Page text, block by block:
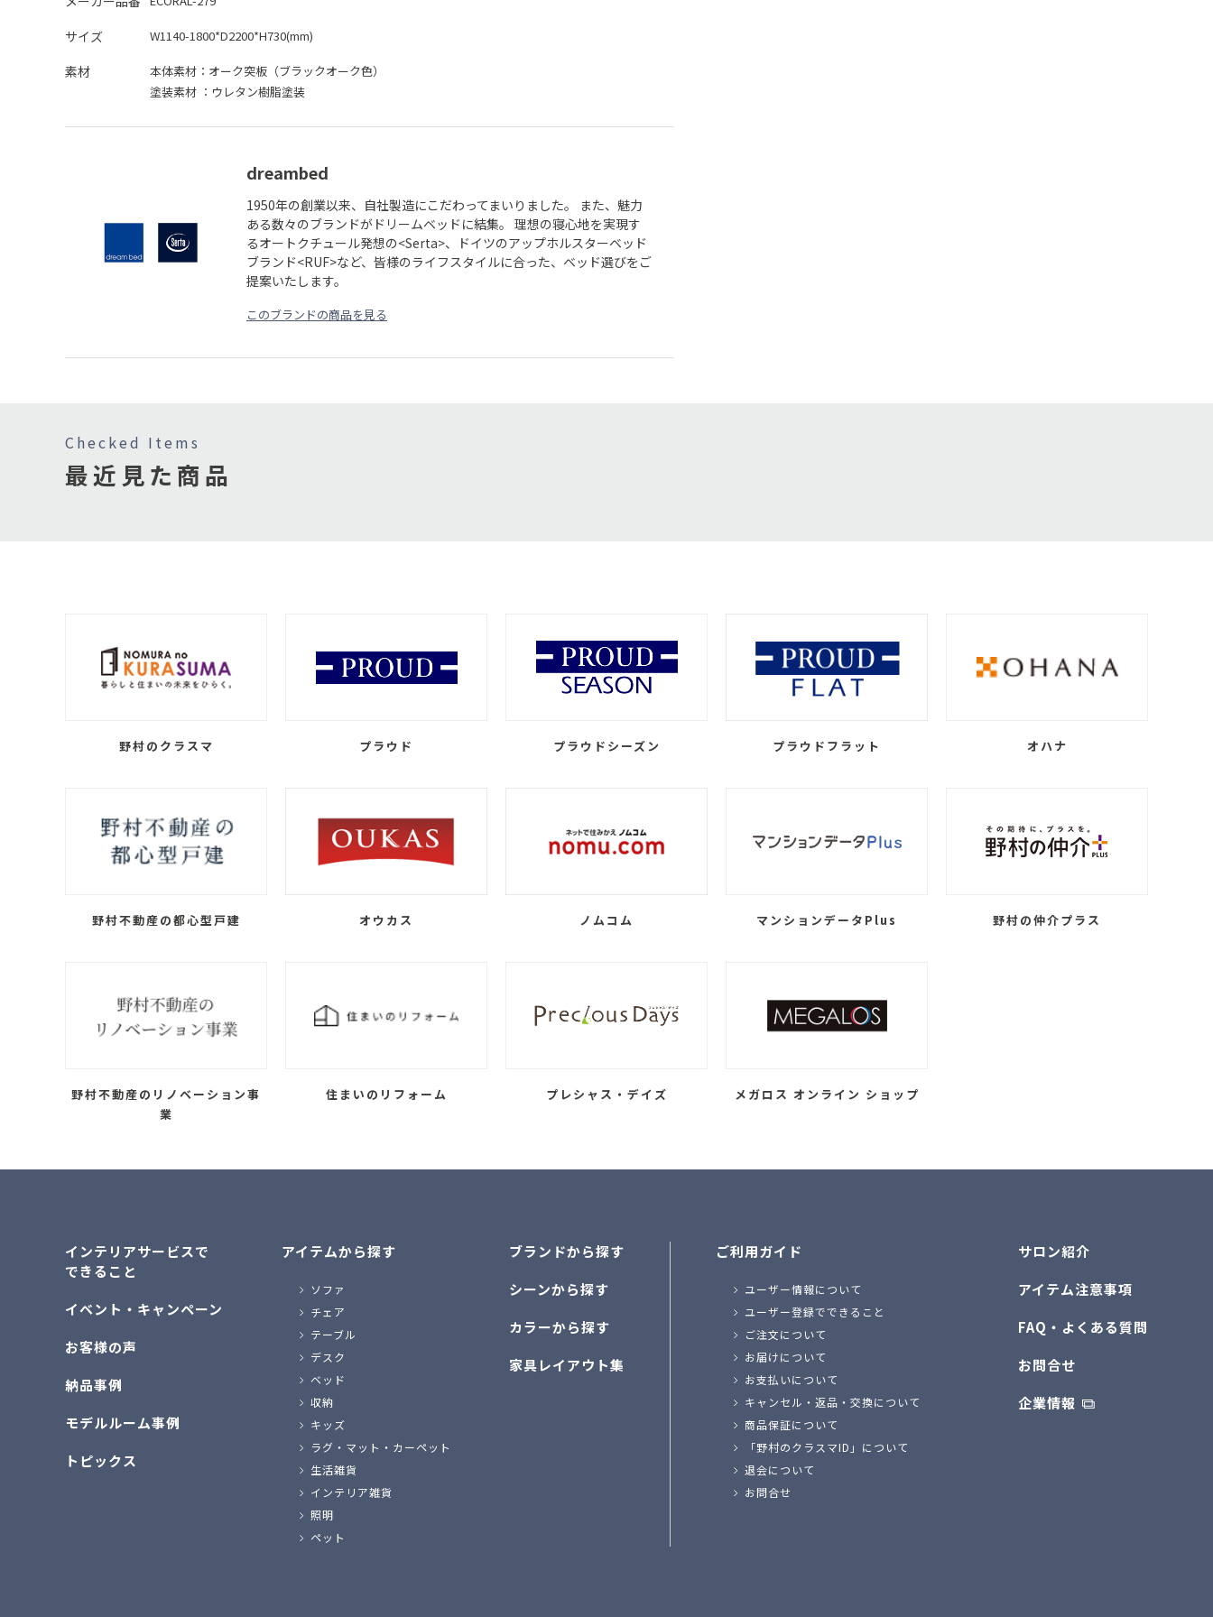
サイズ W1140-1800*D2200*H730(mm)
素材 本体素材： オーク突板（ブラックオーク色）
塗装素材 ： ウレタン樹脂塗装
dreambed
1950年の創業以来、自社製造にこだわってまいりました。 また、魅力
ある数々のブランドがドリームベッドに結集。 理想の寝心地を実現す
るオートクチュール発想の<Serta>、ドイツのアップホルスターベッド
ブランド<RUF>など、皆様のライフスタイルに合った、ベッド選びをご
提案いたします。
このブランドの商品を見る
Checked Items
最近見た商品
野村のクラスマ プラウド プラウドシーズン プラウドフラット オハナ
野村不動産の都心型戸建 オウカス ノムコム マンションデータPlus 野村の仲介プラス
野村不動産のリノベーション事
業
住まいのリフォーム プレシャス・デイズ メガロス オンライン ショップ
インテリアサービスで
できること
イベント・キャンペーン
お客様の声
納品事例
モデルルーム事例
トピックス
アイテムから探す
ソファ
チェア
テーブル
デスク
ベッド
収納
キッズ
ラグ・マット・カーペット
生活雑貨
インテリア雑貨
照明
ペット
ブランドから探す
シーンから探す
カラーから探す
家具レイアウト集
ご利用ガイド
ユーザー情報について
ユーザー登録でできること
ご注文について
お届けについて
お支払いについて
キャンセル・返品・交換について
商品保証について
「野村のクラスマID」について
退会について
お問合せ
サロン紹介
アイテム注意事項
FAQ・よくある質問
お問合せ
企業情報